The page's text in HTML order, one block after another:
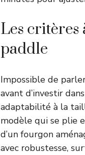
Les
paddle
Impossible de
avant d’investir
adaptabilité à la
modèle qui se plie
d’un fourgon
avec robustesse,